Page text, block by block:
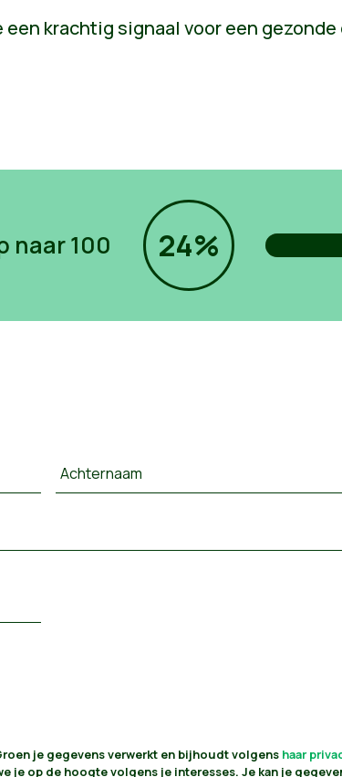
krachtig signaal voor een
naar 100 24%
Achternaam
je gegevens verwerkt en bijhoudt volgens haar
je op de hoogte volgens je interesses. Je kan je